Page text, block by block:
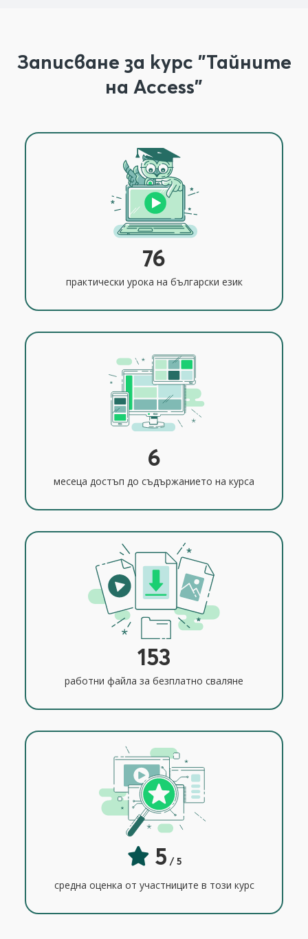
Записване за курс "Тайните
на Access"
76
практически урока на български език
6
месеца достъп до съдържанието на курса
153
работни файла за безплатно сваляне
5 / 5
средна оценка от участниците в този курс